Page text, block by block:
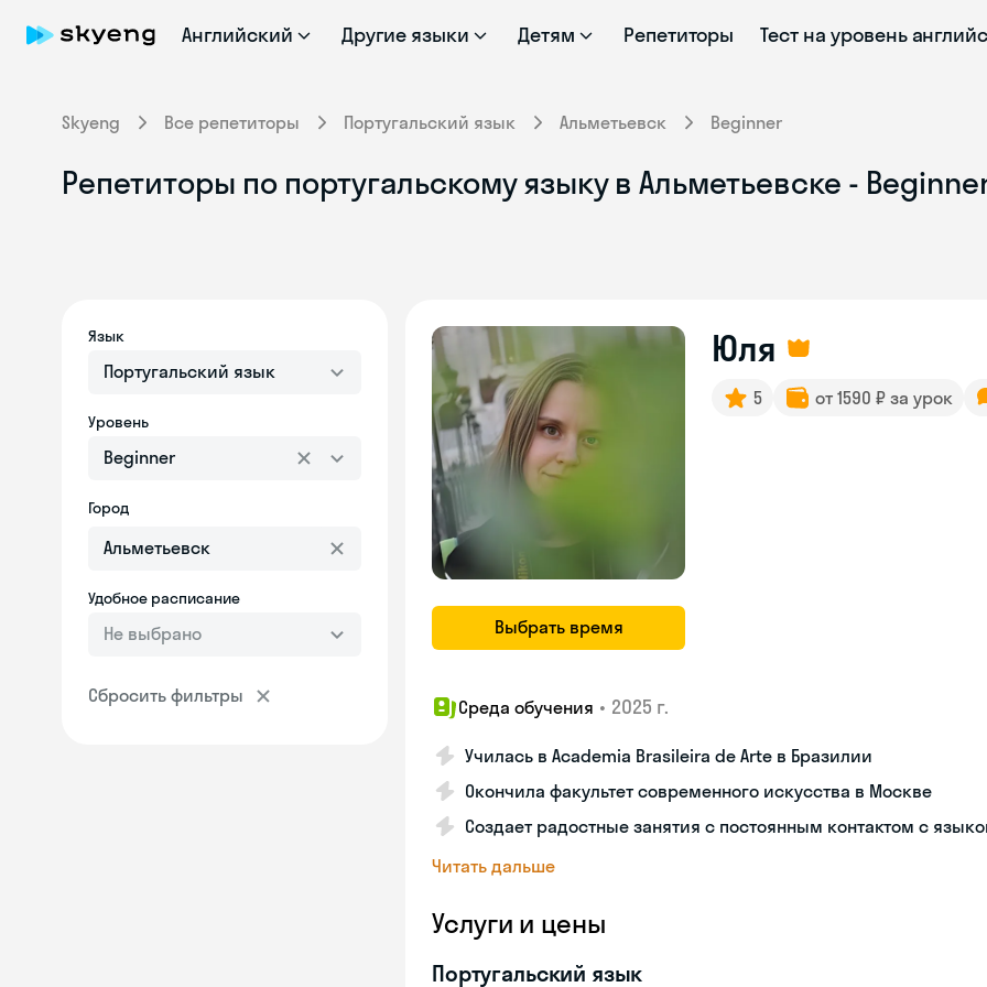
Английский Другие языки Детям Репетиторы Тест на уровень
Skyeng Все репетиторы Португальский язык Альметьевск Beginner
Репетиторы по португальскому языку в Альметьевске -
Язык
Португальский язык
Уровень
Beginner
Город
Удобное расписание
Не выбрано
Сбросить фильтры
Выбрать время
Юля
5 от 1590 ₽ за урок
Среда обучения • 2025 г.
Училась в Academia Brasileira de Arte в Бразилии
Окончила факультет современного искусства в Москве
Создает радостные занятия с постоянным контактом с
Читать дальше
Услуги и цены
Португальский язык